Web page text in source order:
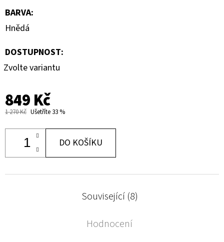
BARVA:
Hnědá
DOSTUPNOST:
Zvolte variantu
849 Kč
1 270 Kč Ušetříte 33 %
DO KOŠÍKU
Související (8)
Hodnocení